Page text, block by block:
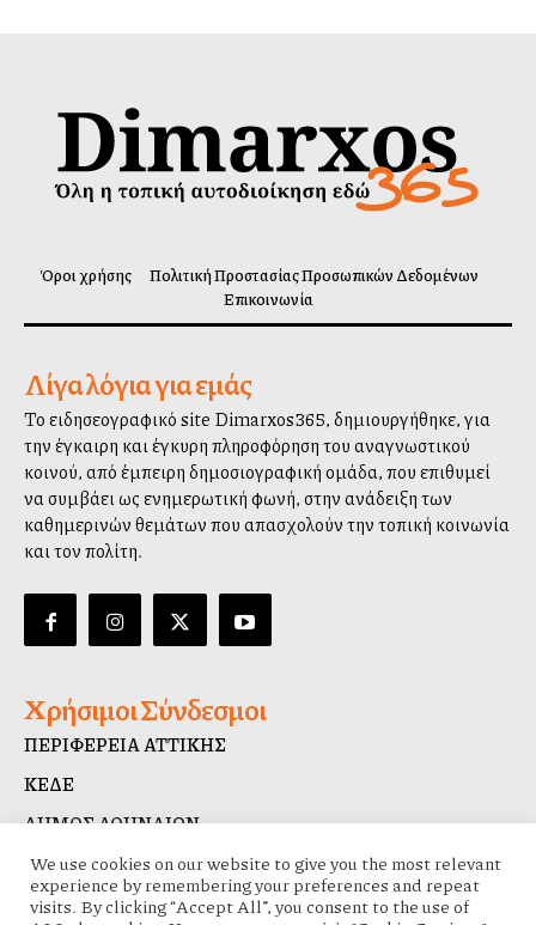
Όροι χρήσης
Πολιτική Προστασίας Προσωπικών Δεδομένων
Επικοινωνία
Λίγα λόγια για εμάς
Το ειδησεογραφικό site Dimarxos365, δημιουργήθηκε, για
την έγκαιρη και έγκυρη πληροφόρηση του αναγνωστικού
κοινού, από έμπειρη δημοσιογραφική ομάδα, που επιθυμεί
να συμβάλλει ως ενημερωτική φωνή, στην ανάδειξη των
καθημερινών θεμάτων που απασχολούν την τοπική κοινωνία
και τον πολίτη.
Χρήσιμοι Σύνδεσμοι
ΠΕΡΙΦΕΡΕΙΑ ΑΤΤΙΚΗΣ
ΚΕΔΕ
ΔΗΜΟΣ ΑΘΗΝΑΙΩΝ
ΔΙΑΥΓΕΙΑ
We use cookies on our website to give you the most relevant
experience by remembering your preferences and repeat
visits. By clicking “Accept All”, you consent to the use of